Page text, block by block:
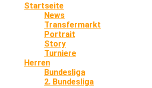
Startseite
News
Transfermarkt
Portrait
Story
Turniere
Herren
Bundesliga
2. Bundesliga